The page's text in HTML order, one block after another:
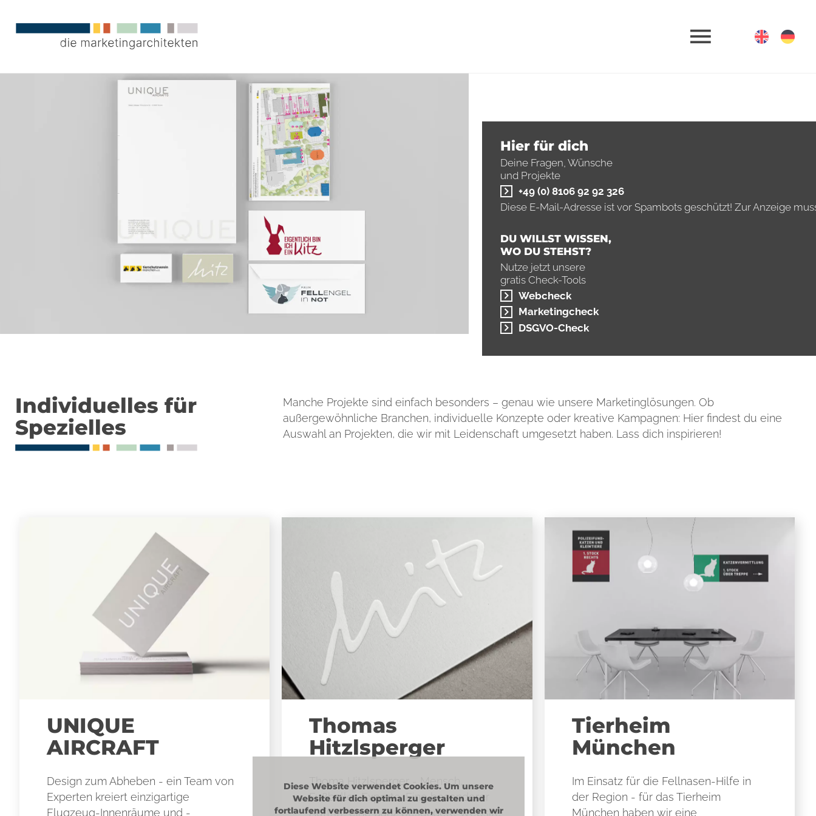
Diese Website verwendet Cookies. Um unsere
Website für dich optimal zu gestalten und
fortlaufend verbessern zu können, verwenden wir
Referenzen
für Specials
Individuelles für
Spezielles
Manche Projekte sind einfach besonders – genau wie unsere Marketinglösungen. Ob
außergewöhnliche Branchen, individuelle Konzepte oder kreative Kampagnen: Hier findest du eine
Auswahl an Projekten, die wir mit Leidenschaft umgesetzt haben. Lass dich inspirieren!
UNIQUE
AIRCRAFT
Design zum Abheben - ein Team von
Experten kreiert einzigartige
Flugzeug-Innenräume und -
Thomas
Hitzlsperger
Thoma Hitzlsperger - Mensch,
Fußballer, Experte. Eine besonderer
Auftritt, eine ganz besondere Website
Tierheim
München
Im Einsatz für die Fellnasen-Hilfe in
der Region - für das Tierheim
München haben wir eine
Hier für dich
Deine Fragen, Wünsche
und Projekte
+49 (0) 8106 92 92 326
Diese E-Mail-Adresse ist vor Spambots geschützt! Zur Anzeige
DU WILLST WISSEN,
WO DU STEHST?
Nutze jetzt unsere
gratis Check-Tools
Webcheck
Marketingcheck
DSGVO-Check